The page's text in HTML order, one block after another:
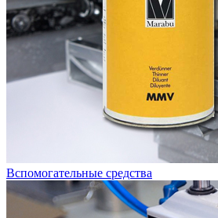
Вспомогательные средства